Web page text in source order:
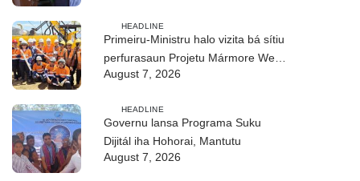
HEADLINE
Primeiru-Ministru halo vizita bá sítiu
perfurasaun Projetu Mármore We-
uah iha Ilimanu
August 7, 2026
HEADLINE
Governu lansa Programa Suku
Dijitál iha Hohorai, Mantutu
August 7, 2026